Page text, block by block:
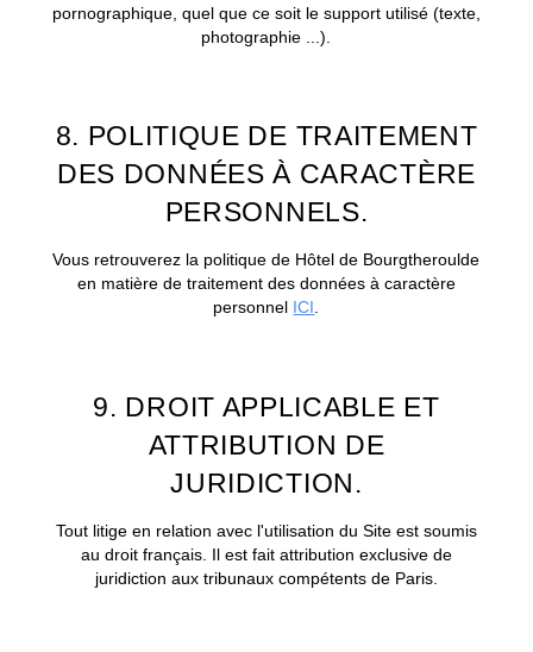
pornographique, quel que ce soit le support utilisé (texte,
photographie ...).
8. POLITIQUE DE TRAITEMENT
DES DONNÉES À CARACTÈRE
PERSONNELS.
Vous retrouverez la politique de Hôtel de Bourgtheroulde
en matière de traitement des données à caractère
personnel ICI.
9. DROIT APPLICABLE ET
ATTRIBUTION DE
JURIDICTION.
Tout litige en relation avec l'utilisation du Site est soumis
au droit français. Il est fait attribution exclusive de
juridiction aux tribunaux compétents de Paris.